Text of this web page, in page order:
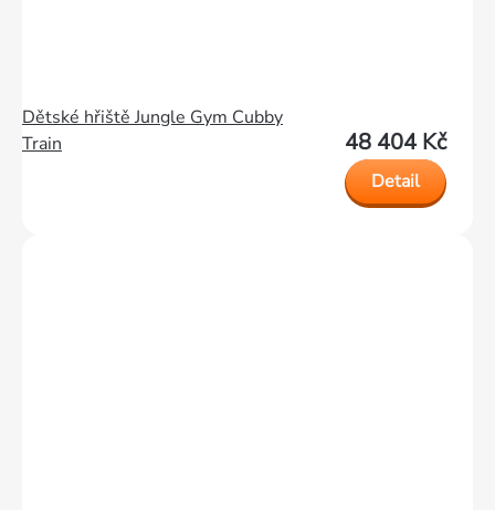
Dětské hřiště Jungle Gym Cubby
Train
48 404 Kč
Detail